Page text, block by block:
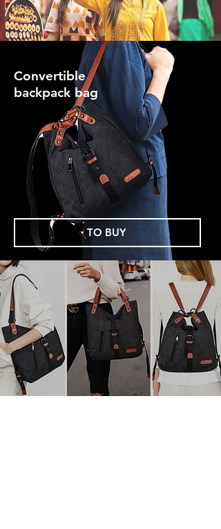
Convertible
backpack bag
TO BUY